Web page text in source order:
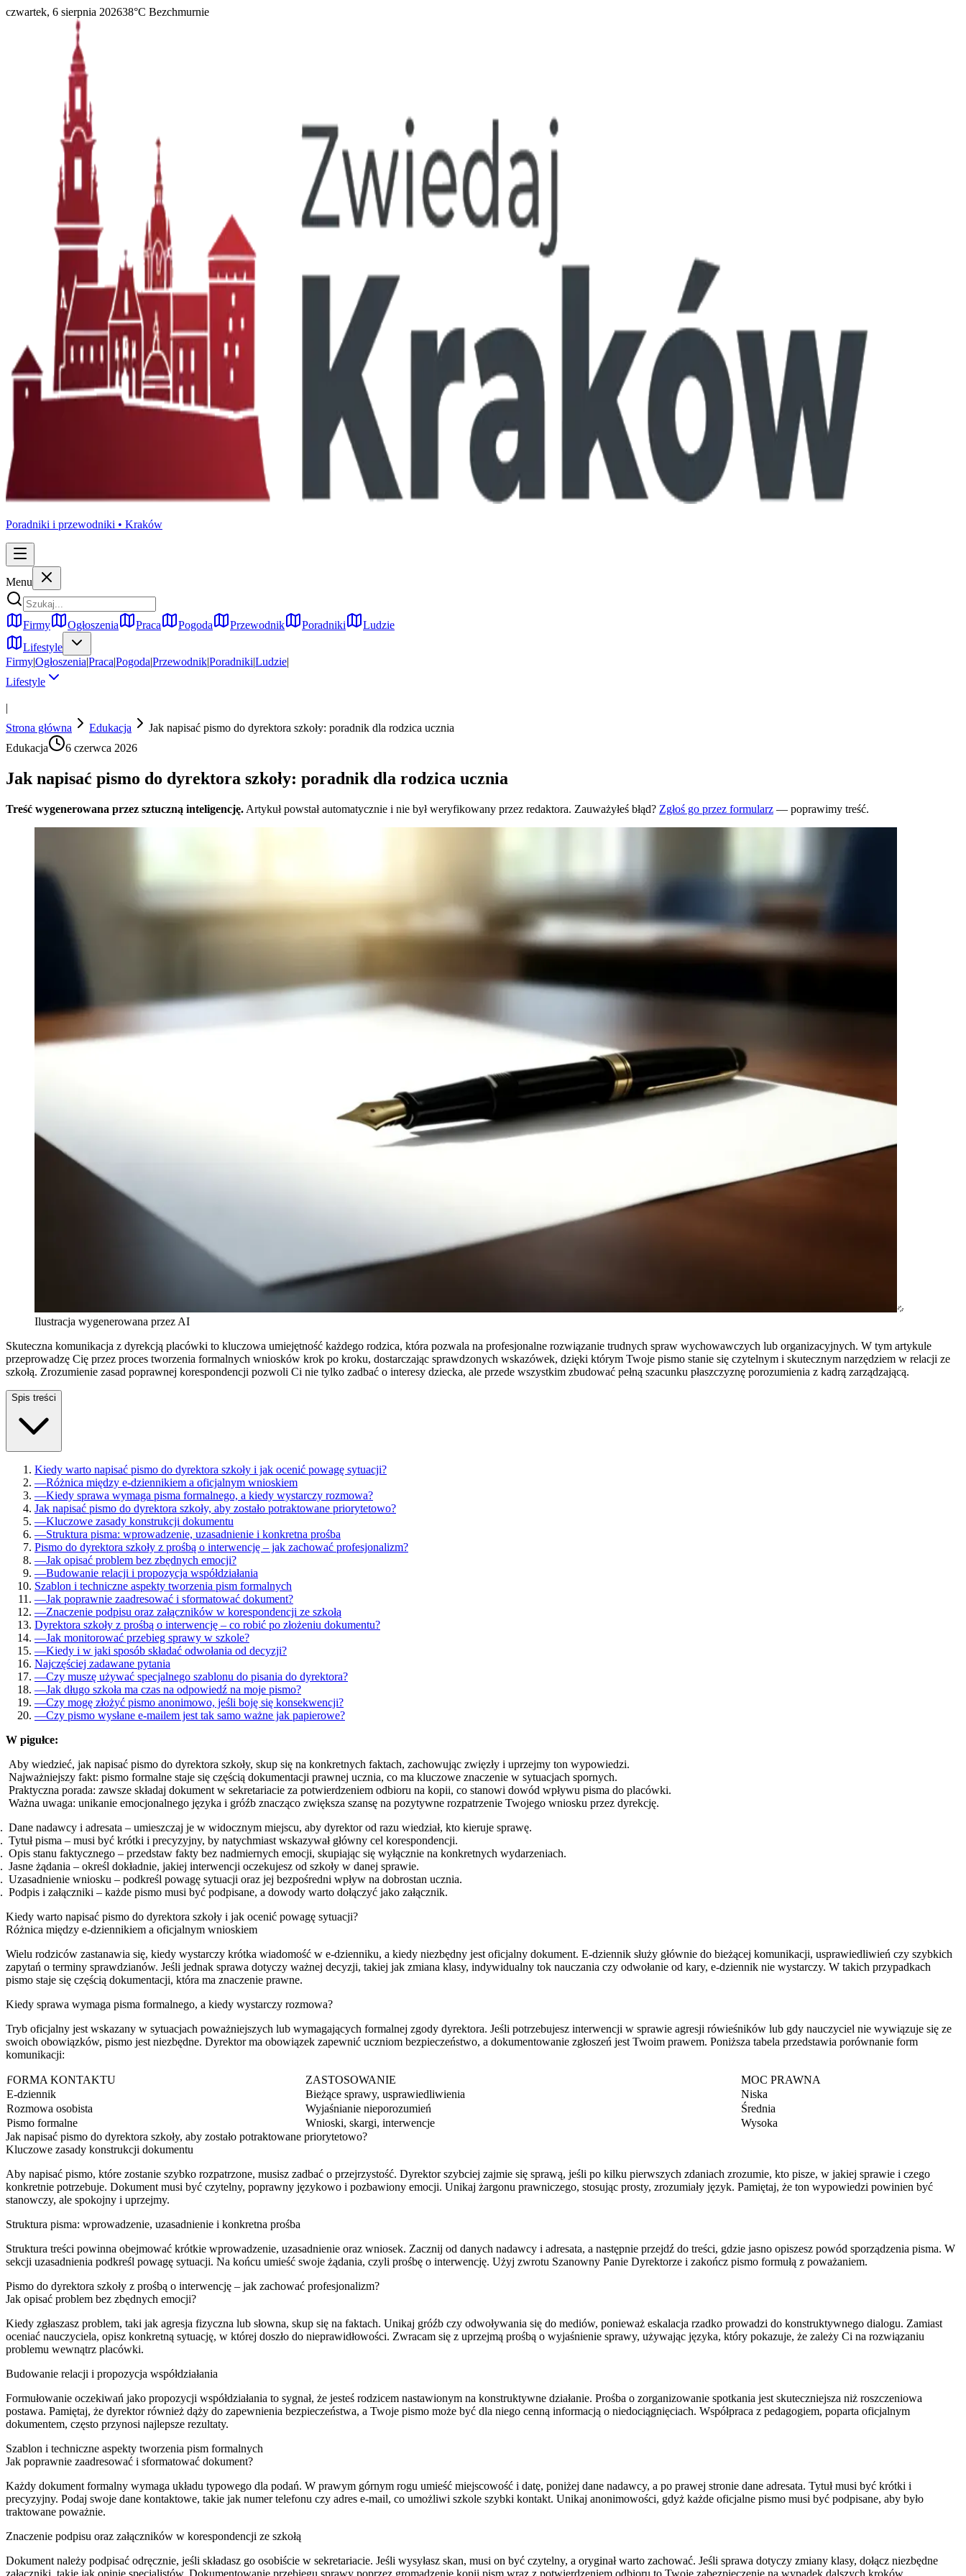
czwartek, 6 sierpnia 202638°C Bezchmurnie
Poradniki i przewodniki • Kraków
Menu
Firmy Ogłoszenia Praca Pogoda Przewodnik Poradniki
Ludzie
Lifestyle
Firmy|Ogłoszenia|Praca|Pogoda|Przewodnik|Poradniki|Ludzie|
Lifestyle
|
Strona główna
Edukacja
Jak napisać pismo do dyrektora szkoły: poradnik dla rodzica ucznia
Edukacja
6 czerwca 2026
Jak napisać pismo do dyrektora szkoły: poradnik dla rodzica ucznia
Treść wygenerowana przez sztuczną inteligencję. Artykuł powstał automatycznie i nie był weryfikowany przez redaktora. Zauważyłeś błąd? Zgłoś go przez formularz — poprawimy treść.
Ilustracja wygenerowana przez AI
Skuteczna komunikacja z dyrekcją placówki to kluczowa umiejętność każdego rodzica, która pozwala na profesjonalne rozwiązanie trudnych spraw wychowawczych lub organizacyjnych. W tym artykule
przeprowadzę Cię przez proces tworzenia formalnych wniosków krok po kroku, dostarczając sprawdzonych wskazówek, dzięki którym Twoje pismo stanie się czytelnym i skutecznym narzędziem w relacji ze
szkołą. Zrozumienie zasad poprawnej korespondencji pozwoli Ci nie tylko zadbać o interesy dziecka, ale przede wszystkim zbudować pełną szacunku płaszczyznę porozumienia z kadrą zarządzającą.
Spis treści
Kiedy warto napisać pismo do dyrektora szkoły i jak ocenić powagę sytuacji?
—Różnica między e-dziennikiem a oficjalnym wnioskiem
—Kiedy sprawa wymaga pisma formalnego, a kiedy wystarczy rozmowa?
Jak napisać pismo do dyrektora szkoły, aby zostało potraktowane priorytetowo?
—Kluczowe zasady konstrukcji dokumentu
—Struktura pisma: wprowadzenie, uzasadnienie i konkretna prośba
Pismo do dyrektora szkoły z prośbą o interwencję – jak zachować profesjonalizm?
—Jak opisać problem bez zbędnych emocji?
—Budowanie relacji i propozycja współdziałania
Szablon i techniczne aspekty tworzenia pism formalnych
—Jak poprawnie zaadresować i sformatować dokument?
—Znaczenie podpisu oraz załączników w korespondencji ze szkołą
Dyrektora szkoły z prośbą o interwencję – co robić po złożeniu dokumentu?
—Jak monitorować przebieg sprawy w szkole?
—Kiedy i w jaki sposób składać odwołania od decyzji?
Najczęściej zadawane pytania
—Czy muszę używać specjalnego szablonu do pisania do dyrektora?
—Jak długo szkoła ma czas na odpowiedź na moje pismo?
—Czy mogę złożyć pismo anonimowo, jeśli boję się konsekwencji?
—Czy pismo wysłane e-mailem jest tak samo ważne jak papierowe?
W pigułce:
Aby wiedzieć, jak napisać pismo do dyrektora szkoły, skup się na konkretnych faktach, zachowując zwięzły i uprzejmy ton wypowiedzi.
Najważniejszy fakt: pismo formalne staje się częścią dokumentacji prawnej ucznia, co ma kluczowe znaczenie w sytuacjach spornych.
Praktyczna porada: zawsze składaj dokument w sekretariacie za potwierdzeniem odbioru na kopii, co stanowi dowód wpływu pisma do placówki.
Ważna uwaga: unikanie emocjonalnego języka i gróźb znacząco zwiększa szansę na pozytywne rozpatrzenie Twojego wniosku przez dyrekcję.
Dane nadawcy i adresata – umieszczaj je w widocznym miejscu, aby dyrektor od razu wiedział, kto kieruje sprawę.
Tytuł pisma – musi być krótki i precyzyjny, by natychmiast wskazywał główny cel korespondencji.
Opis stanu faktycznego – przedstaw fakty bez nadmiernych emocji, skupiając się wyłącznie na konkretnych wydarzeniach.
Jasne żądania – określ dokładnie, jakiej interwencji oczekujesz od szkoły w danej sprawie.
Uzasadnienie wniosku – podkreśl powagę sytuacji oraz jej bezpośredni wpływ na dobrostan ucznia.
Podpis i załączniki – każde pismo musi być podpisane, a dowody warto dołączyć jako załącznik.
Kiedy warto napisać pismo do dyrektora szkoły i jak ocenić powagę sytuacji?
Różnica między e-dziennikiem a oficjalnym wnioskiem
Wielu rodziców zastanawia się, kiedy wystarczy krótka wiadomość w e-dzienniku, a kiedy niezbędny jest oficjalny dokument. E-dziennik służy głównie do bieżącej komunikacji, usprawiedliwień czy szybkich
zapytań o terminy sprawdzianów. Jeśli jednak sprawa dotyczy ważnej decyzji, takiej jak zmiana klasy, indywidualny tok nauczania czy odwołanie od kary, e-dziennik nie wystarczy. W takich przypadkach
pismo staje się częścią dokumentacji, która ma znaczenie prawne.
Kiedy sprawa wymaga pisma formalnego, a kiedy wystarczy rozmowa?
Tryb oficjalny jest wskazany w sytuacjach poważniejszych lub wymagających formalnej zgody dyrektora. Jeśli potrzebujesz interwencji w sprawie agresji rówieśników lub gdy nauczyciel nie wywiązuje się ze
swoich obowiązków, pismo jest niezbędne. Dyrektor ma obowiązek zapewnić uczniom bezpieczeństwo, a dokumentowanie zgłoszeń jest Twoim prawem. Poniższa tabela przedstawia porównanie form
komunikacji:
FORMA KONTAKTU ZASTOSOWANIE
MOC PRAWNA
E-dziennik
Bieżące sprawy, usprawiedliwienia
Niska
Rozmowa osobista
Wyjaśnianie nieporozumień
Średnia
Pismo formalne
Wnioski, skargi, interwencje
Wysoka
Jak napisać pismo do dyrektora szkoły, aby zostało potraktowane priorytetowo?
Kluczowe zasady konstrukcji dokumentu
Aby napisać pismo, które zostanie szybko rozpatrzone, musisz zadbać o przejrzystość. Dyrektor szybciej zajmie się sprawą, jeśli po kilku pierwszych zdaniach zrozumie, kto pisze, w jakiej sprawie i czego
konkretnie potrzebuje. Dokument musi być czytelny, poprawny językowo i pozbawiony emocji. Unikaj żargonu prawniczego, stosując prosty, zrozumiały język. Pamiętaj, że ton wypowiedzi powinien być
stanowczy, ale spokojny i uprzejmy.
Struktura pisma: wprowadzenie, uzasadnienie i konkretna prośba
Struktura treści powinna obejmować krótkie wprowadzenie, uzasadnienie oraz wniosek. Zacznij od danych nadawcy i adresata, a następnie przejdź do treści, gdzie jasno opiszesz powód sporządzenia pisma. W
sekcji uzasadnienia podkreśl powagę sytuacji. Na końcu umieść swoje żądania, czyli prośbę o interwencję. Użyj zwrotu Szanowny Panie Dyrektorze i zakończ pismo formułą z poważaniem.
Pismo do dyrektora szkoły z prośbą o interwencję – jak zachować profesjonalizm?
Jak opisać problem bez zbędnych emocji?
Kiedy zgłaszasz problem, taki jak agresja fizyczna lub słowna, skup się na faktach. Unikaj gróźb czy odwoływania się do mediów, ponieważ eskalacja rzadko prowadzi do konstruktywnego dialogu. Zamiast
oceniać nauczyciela, opisz konkretną sytuację, w której doszło do nieprawidłowości. Zwracam się z uprzejmą prośbą o wyjaśnienie sprawy, używając języka, który pokazuje, że zależy Ci na rozwiązaniu
problemu wewnątrz placówki.
Budowanie relacji i propozycja współdziałania
Formułowanie oczekiwań jako propozycji współdziałania to sygnał, że jesteś rodzicem nastawionym na konstruktywne działanie. Prośba o zorganizowanie spotkania jest skuteczniejsza niż roszczeniowa
postawa. Pamiętaj, że dyrektor również dąży do zapewnienia bezpieczeństwa, a Twoje pismo może być dla niego cenną informacją o niedociągnięciach. Współpraca z pedagogiem, poparta oficjalnym
dokumentem, często przynosi najlepsze rezultaty.
Szablon i techniczne aspekty tworzenia pism formalnych
Jak poprawnie zaadresować i sformatować dokument?
Każdy dokument formalny wymaga układu typowego dla podań. W prawym górnym rogu umieść miejscowość i datę, poniżej dane nadawcy, a po prawej stronie dane adresata. Tytuł musi być krótki i
precyzyjny. Podaj swoje dane kontaktowe, takie jak numer telefonu czy adres e-mail, co umożliwi szkole szybki kontakt. Unikaj anonimowości, gdyż każde oficjalne pismo musi być podpisane, aby było
traktowane poważnie.
Znaczenie podpisu oraz załączników w korespondencji ze szkołą
Dokument należy podpisać odręcznie, jeśli składasz go osobiście w sekretariacie. Jeśli wysyłasz skan, musi on być czytelny, a oryginał warto zachować. Jeśli sprawa dotyczy zmiany klasy, dołącz niezbędne
załączniki, takie jak opinie specjalistów. Dokumentowanie przebiegu sprawy poprzez gromadzenie kopii pism wraz z potwierdzeniem odbioru to Twoje zabezpieczenie na wypadek dalszych kroków.